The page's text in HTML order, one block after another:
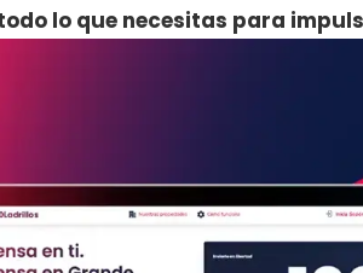
lo que necesitas para